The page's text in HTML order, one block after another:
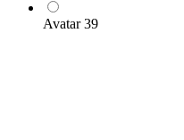
Avatar 39